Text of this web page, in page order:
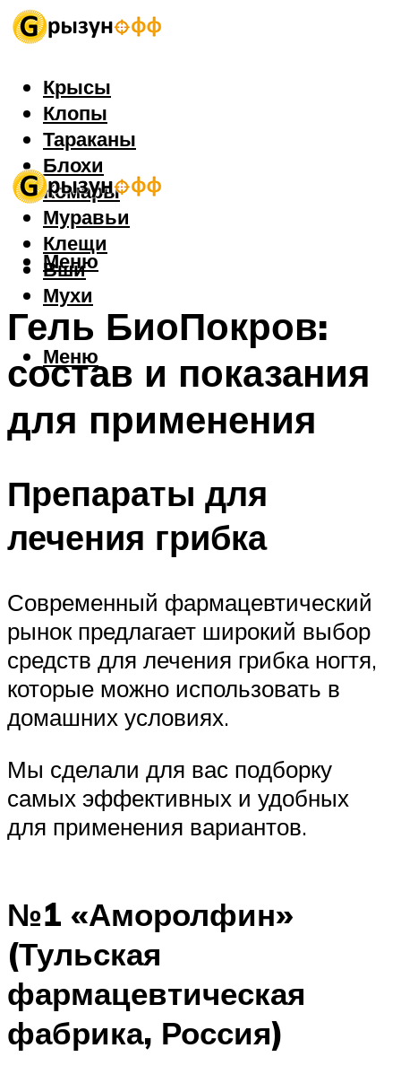
Крысы
Клопы
Тараканы
Блохи
Комары
Муравьи
Клещи
Вши
Мухи
Меню
Меню
Гель БиоПокров:
состав и показания
для применения
Препараты для
лечения грибка
Современный фармацевтический
рынок предлагает широкий выбор
средств для лечения грибка ногтя,
которые можно использовать в
домашних условиях.
Мы сделали для вас подборку
самых эффективных и удобных
для применения вариантов.
№1 «Аморолфин»
(Тульская
фармацевтическая
фабрика, Россия)